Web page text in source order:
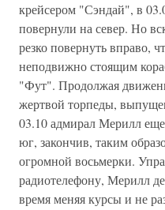
крейсером "Сэндай", в
повернули на север. Но
резко повернуть вправо,
неподвижно стоящим
"Фут". Продолжая
жертвой торпеды,
03.10 адмирал Мерилл
юг, закончив, таким
огромной восьмерки.
радиотелефону, Мерилл
время меняя курсы и не